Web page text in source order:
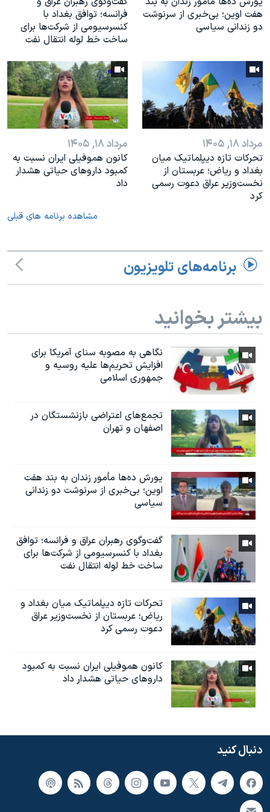
هفت اوین؛ بی‌خبری از سرنوشت
دو زندانی سیاسی
فرانسه؛ توافق بغداد با
کنسرسیومی از شرکت‌ها برای
ساخت خط لوله انتقال نفت
مرداد ۱۸, ۱۴۰۵
تحرکات تازه دیپلماتیک میان
بغداد و ریاض؛ عربستان از
نخست‌وزیر عراق دعوت رسمی
کرد
مرداد ۱۸, ۱۴۰۵
کانون هموفیلی ایران نسبت به
کمبود داروهای حیاتی هشدار
داد
مشاهده برنامه های قبلی
برنامه‌های تلویزیون
بیشتر بخوانید
نگاهی به مصوبه سنای آمریکا برای
افزایش تحریم‌ها علیه روسیه و
جمهوری اسلامی
تجمع‌های اعتراضی بازنشستگان در
اصفهان و تهران
یورش ده‌ها مأمور زندان به بند هفت
اوین؛ بی‌خبری از سرنوشت دو زندانی
سیاسی
گفت‌وگوی رهبران عراق و فرانسه؛ توافق
بغداد با کنسرسیومی از شرکت‌ها برای
ساخت خط لوله انتقال نفت
تحرکات تازه دیپلماتیک میان بغداد و
ریاض؛ عربستان از نخست‌وزیر عراق
دعوت رسمی کرد
کانون هموفیلی ایران نسبت به کمبود
داروهای حیاتی هشدار داد
دنبال کنید